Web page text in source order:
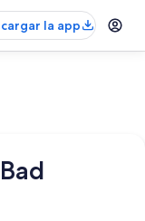
la app